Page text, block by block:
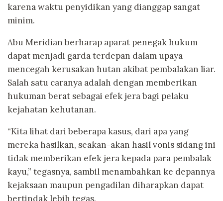
karena waktu penyidikan yang dianggap sangat
minim.
Abu Meridian berharap aparat penegak hukum
dapat menjadi garda terdepan dalam upaya
mencegah kerusakan hutan akibat pembalakan liar.
Salah satu caranya adalah dengan memberikan
hukuman berat sebagai efek jera bagi pelaku
kejahatan kehutanan.
“Kita lihat dari beberapa kasus, dari apa yang
mereka hasilkan, seakan-akan hasil vonis sidang ini
tidak memberikan efek jera kepada para pembalak
kayu,” tegasnya, sambil menambahkan ke depannya
kejaksaan maupun pengadilan diharapkan dapat
bertindak lebih tegas.